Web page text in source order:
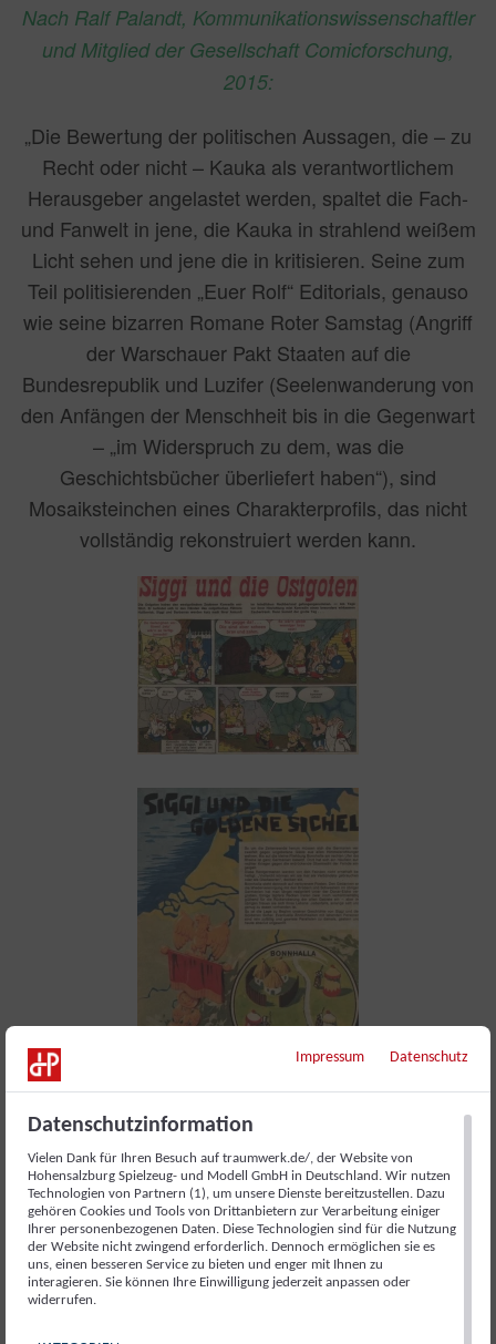
Nach Ralf Palandt, Kommunikationswissenschaftler
und Mitglied der Gesellschaft Comicforschung,
2015:
„Die Bewertung der politischen Aussagen, die – zu
Recht oder nicht – Kauka als verantwortlichem
Herausgeber angelastet werden, spaltet die Fach-
und Fanwelt in jene, die Kauka in strahlend weißem
Licht sehen und jene die in kritisieren. Seine zum
Teil politisierenden „Euer Rolf“ Editorials, genauso
wie seine bizarren Romane Roter Samstag (Angriff
der Warschauer Pakt Staaten auf die
Bundesrepublik und Luzifer (Seelenwanderung von
den Anfängen der Menschheit bis in die Gegenwart
– „im Widerspruch zu dem, was die
Geschichtsbücher überliefert haben“), sind
Mosaiksteinchen eines Charakterprofils, das nicht
vollständig rekonstruiert werden kann.
Impressum Datenschutz
Datenschutzinformation
Vielen Dank für Ihren Besuch auf traumwerk.de/, der Website von
Hohensalzburg Spielzeug- und Modell GmbH in Deutschland. Wir nutzen
Technologien von Partnern (1), um unsere Dienste bereitzustellen. Dazu
gehören Cookies und Tools von Drittanbietern zur Verarbeitung einiger
Ihrer personenbezogenen Daten. Diese Technologien sind für die Nutzung
der Website nicht zwingend erforderlich. Dennoch ermöglichen sie es
uns, einen besseren Service zu bieten und enger mit Ihnen zu
interagieren. Sie können Ihre Einwilligung jederzeit anpassen oder
widerrufen.